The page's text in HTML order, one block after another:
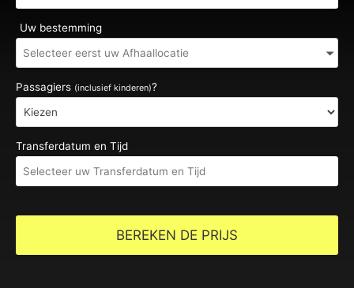
Uw bestemming
Passagiers (inclusief kinderen)?
Transferdatum en Tijd
BEREKEN DE PRIJS